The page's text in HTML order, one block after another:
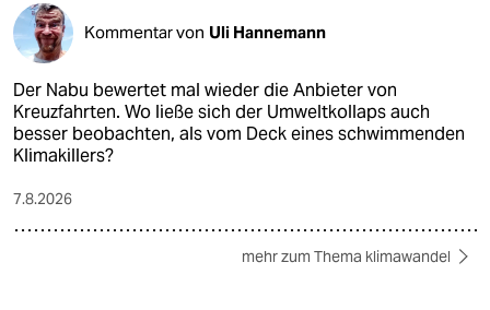
Kommentar von Uli Hannemann
Der Nabu bewertet mal wieder die Anbieter von
Kreuzfahrten. Wo ließe sich der Umweltkollaps auch
besser beobachten, als vom Deck eines schwimmenden
Klimakillers?
7.8.2026
mehr zum Thema klimawandel